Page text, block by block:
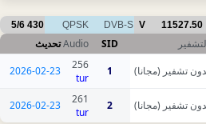
11527.50
V
DVB-S
QPSK
430
5/6
SID
Audioتحديث
تشفير (مجانا) 1
256
tur
2026-02-23
تشفير (مجانا) 2
261
tur
2026-02-23